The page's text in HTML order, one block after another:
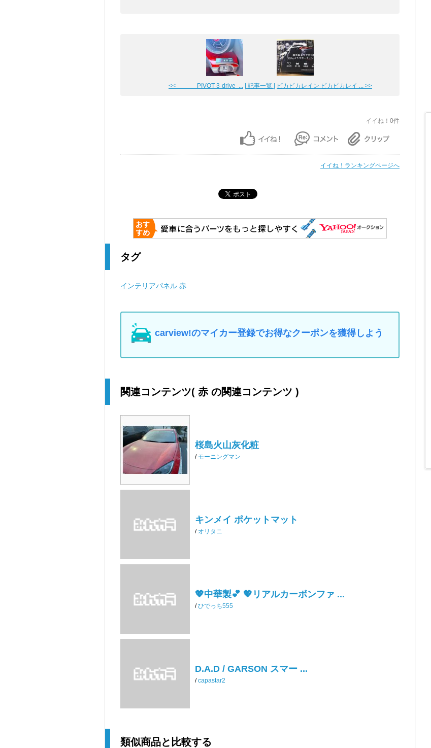
<< PIVOT 3-drive ... | 記事一覧 | ピカピカレイン ピカピカレイ ... >>
イイね！0件
イイね！ランキングページへ
タグ
インテリアパネル 赤
carview!のマイカー登録でお得なクーポンを獲得しよう
関連コンテンツ( 赤 の関連コンテンツ )
桜島火山灰化粧
/ モーニングマン
キンメイ ポケットマット
/ オリタニ
💖中華製💕 💖リアルカーボンファ ...
/ひでっち555
D.A.D / GARSON スマー ...
/capastar2
類似商品と比較する